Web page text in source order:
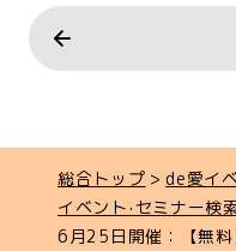
総合トップ
de愛イ
イベント‧セミナー検
6月25日開催：【無